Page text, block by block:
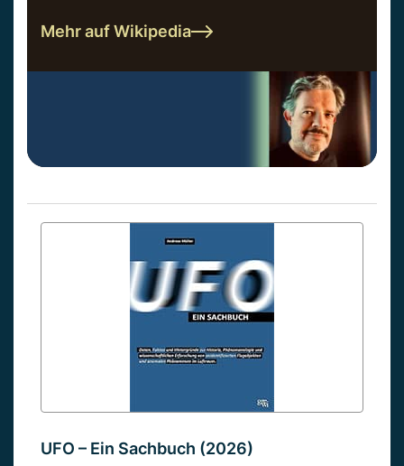
Mehr auf Wikipedia
UFO – Ein Sachbuch (2026)